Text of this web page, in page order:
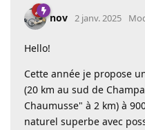
nov 2 janv. 2025
Hello!
Cette année je propose
(20 km au sud de
Chaumusse" à 2 km) à
naturel superbe avec